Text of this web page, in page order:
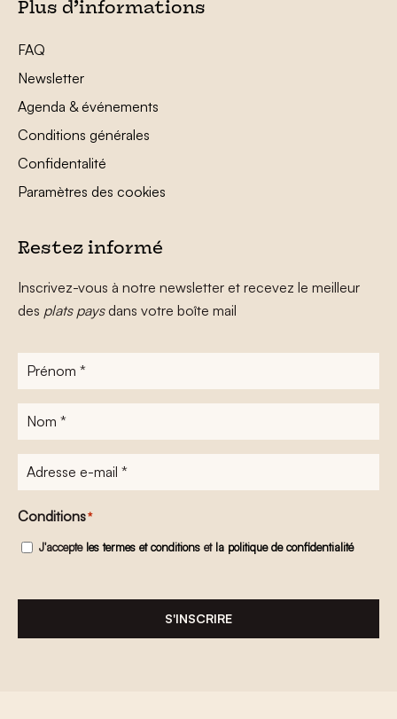
Plus d’informations
FAQ
Newsletter
Agenda & événements
Conditions générales
Confidentalité
Paramètres des cookies
Restez informé
Inscrivez-vous à notre newsletter et recevez le meilleur
des plats paysdans votre boîte mail
Prénom
Nom
Adresse
e-
mail*
Conditions*
J'accepte les termes et conditions et la politique de confidentialité
S'INSCRIRE